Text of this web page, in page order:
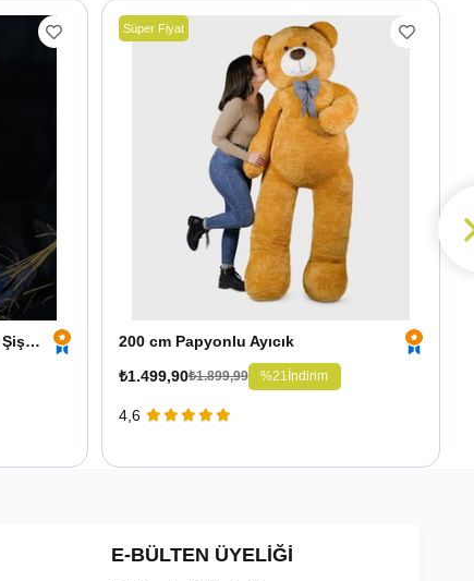
Kişiye Özel Led Işıklı Fotoğraflı Şişe ve 25 cm Ayıcık
200 cm Papyonlu Ayıcık
₺1.499,90₺1.899,99 %21 İndirim
4,6
Süper Fiyat
E-BÜLTEN ÜYELİĞİ